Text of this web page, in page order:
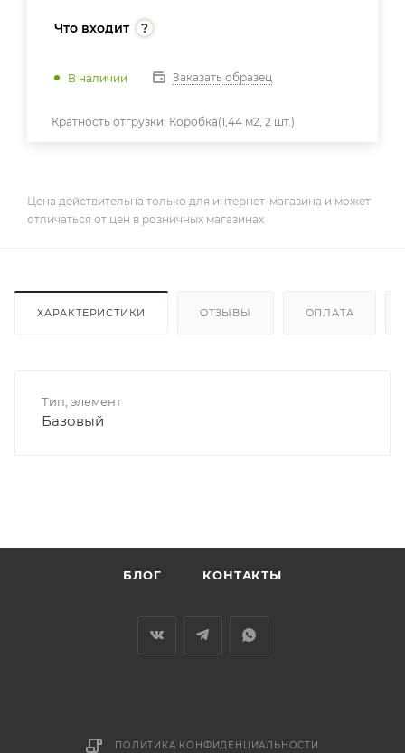
Что входит
В наличии Заказать образец
Кратность отгрузки: Коробка(1,44 м2, 2 шт.)
Цена действительна только для интернет-магазина и может
отличаться от цен в розничных магазинах
ХАРАКТЕРИСТИКИ ОТЗЫВЫ ОПЛАТА
Тип, элемент
Базовый
БЛОГ КОНТАКТЫ
ПОЛИТИКА КОНФИДЕНЦИАЛЬНОСТИ